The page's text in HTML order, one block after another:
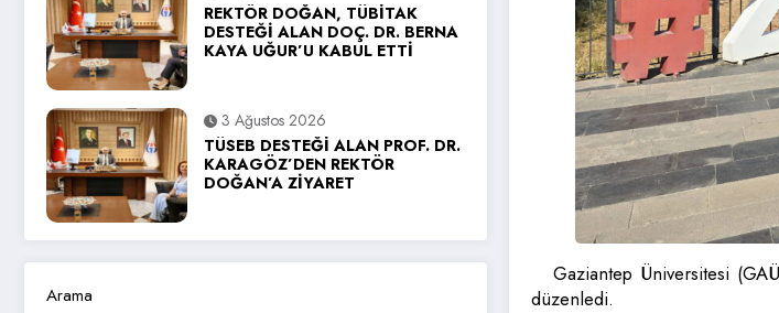
REKTÖR DOĞAN, TÜBİTAK
DESTEĞİ ALAN DOÇ. DR. BERNA
KAYA UĞUR’U KABUL ETTİ
3 Ağustos 2026
TÜSEB DESTEĞİ ALAN PROF. DR.
KARAGÖZ’DEN REKTÖR
DOĞAN’A ZİYARET
Arama
Gaziantep Üniversitesi
düzenledi.